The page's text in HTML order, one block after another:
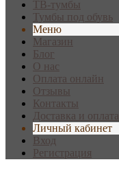
ТВ-тумбы
Тумбы под обувь
Меню
Магазин
Блог
О нас
Оплата онлайн
Отзывы
Контакты
Доставка и оплата
Личный кабинет
Вход
Регистрация